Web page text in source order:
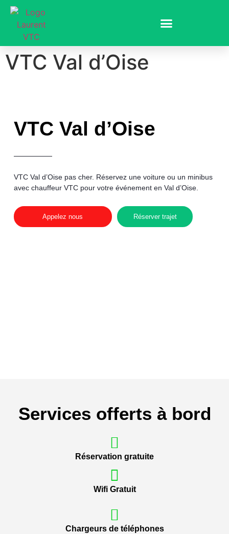
VTC Val d’Oise
VTC Val d’Oise
VTC Val d’Oisepas cher. Réservez une voiture ou un minibus
avec chauffeur VTC pour votre événement en Val d’Oise.
Appelez nous Réserver trajet
Services offerts à bord
Réservation gratuite
Wifi Gratuit
Chargeurs de téléphones